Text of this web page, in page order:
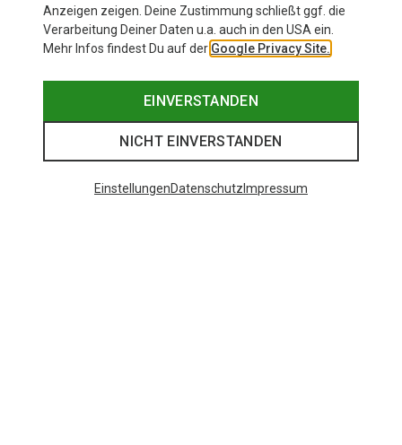
Anzeigen zeigen. Deine Zustimmung schließt ggf. die
Verarbeitung Deiner Daten u.a. auch in den USA ein.
Mehr Infos findest Du auf der Google Privacy Site.
EINVERSTANDEN
NICHT EINVERSTANDEN
EinstellungenDatenschutz Impressum